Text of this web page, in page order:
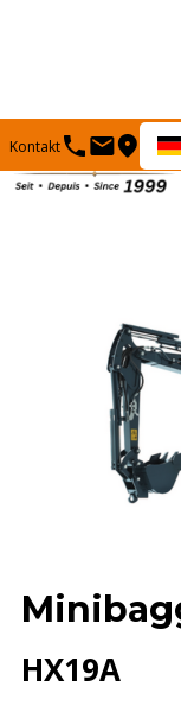
Kontakt
HX19A